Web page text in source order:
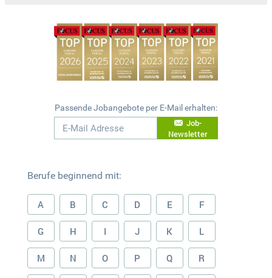
Passende Jobangebote per E-Mail erhalten:
Job-
Newsletter
Berufe beginnend mit:
A B C D E F
G H I J K L
M N O P Q R